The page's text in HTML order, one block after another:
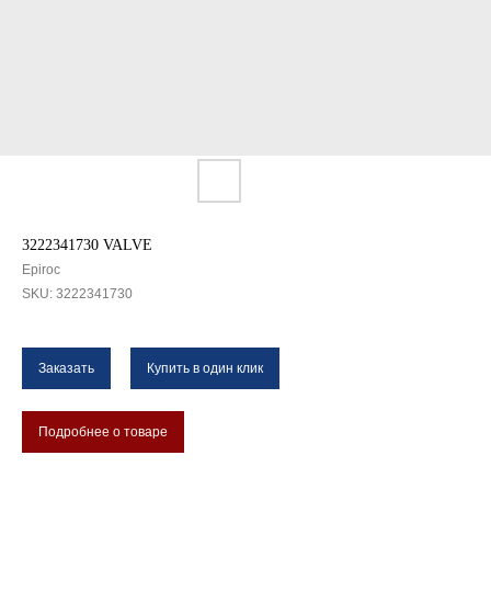
3222341730 VALVE
Epiroc
SKU: 3222341730
Заказать Купить в один клик
Подробнее о товаре